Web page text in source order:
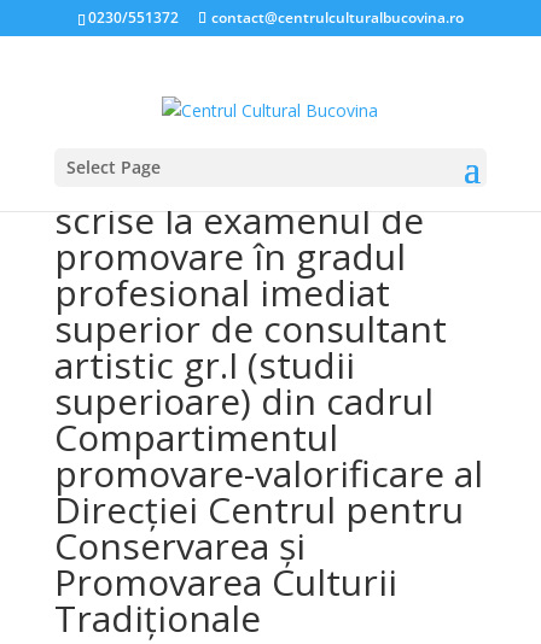
0230/551372 contact@centrulculturalbucovina.ro
Select Page
REZULTATUL probei
scrise la examenul de
promovare în gradul
profesional imediat
superior de consultant
artistic gr.I (studii
superioare) din cadrul
Compartimentul
promovare-valorificare al
Direcției Centrul pentru
Conservarea și
Promovarea Culturii
Tradiționale